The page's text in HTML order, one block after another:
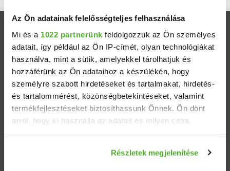
Az Ön adatainak felelősségteljes felhasználása
Mi és a 1022 partnerünk feldolgozzuk az Ön személyes
adatait, így például az Ön IP-címét, olyan technológiákat
használva, mint a sütik, amelyekkel tárolhatjuk és
hozzáférünk az Ön adataihoz a készülékén, hogy
személyre szabott hirdetéseket és tartalmakat, hirdetés-
és tartalommérést, közönségbetekintéseket, valamint
termékfejlesztéseket biztosíthassunk Önnek. Ön dönt
arról, hogy ki használja az adatait és milyen célra.
Információgyűjtés az Ön földrajzi elhelyezkedéséről
Részletek megjelenítése
Ingatlanok
Eladó házak
Eladó lakások
Települések